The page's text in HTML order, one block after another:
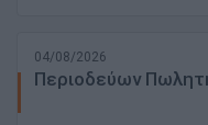
04/08/2026
Περιοδεύων